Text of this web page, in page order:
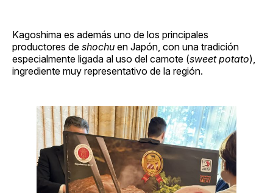
Kagoshima es además uno de los principales
productores de shochu en Japón, con una tradición
especialmente ligada al uso del camote (sweet potato),
ingrediente muy representativo de la región.